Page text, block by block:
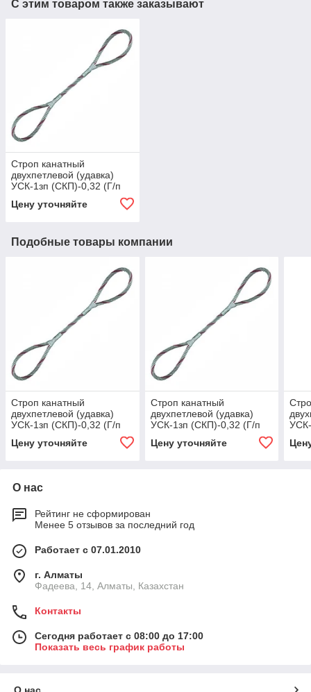
С этим товаром также заказывают
Строп канатный
двухпетлевой (удавка)
УСК-1зп (СКП)-0,32 (Г/п
0,32 тн, мин. длина 1 м)
Цену уточняйте
Подобные товары компании
Строп канатный
двухпетлевой (удавка)
УСК-1зп (СКП)-0,32 (Г/п
0,32 тн, мин. длина 1 м)
22, 5000
Цену уточняйте
Строп канатный
двухпетлевой (удавка)
УСК-1зп (СКП)-0,32 (Г/п
0,32 тн, мин. длина 1 м)
2.8, 1500
Цену уточняйте
3.2,
О нас
Рейтинг не сформирован
Менее 5 отзывов за последний год
Работает с 07.01.2010
г. Алматы
Фадеева, 14, Алматы, Казахстан
Контакты
Сегодня работает с 08:00 до 17:00
Показать весь график работы